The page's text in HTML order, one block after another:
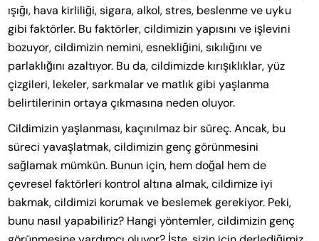
ışığı, hava kirliliği, sigara, alkol, stres, beslenme ve uyku
gibi faktörler. Bu faktörler, cildimizin yapısını ve işlevini
bozuyor, cildimizin nemini, esnekliğini, sıkılığını ve
parlaklığını azaltıyor. Bu da, cildimizde kırışıklıklar, yüz
çizgileri, lekeler, sarkmalar ve matlık gibi yaşlanma
belirtilerinin ortaya çıkmasına neden oluyor.
Cildimizin yaşlanması, kaçınılmaz bir süreç. Ancak, bu
süreci yavaşlatmak, cildimizin genç görünmesini
sağlamak mümkün. Bunun için, hem doğal hem de
çevresel faktörleri kontrol altına almak, cildimize iyi
bakmak, cildimizi korumak ve beslemek gerekiyor. Peki,
bunu nasıl yapabiliriz? Hangi yöntemler, cildimizin genç